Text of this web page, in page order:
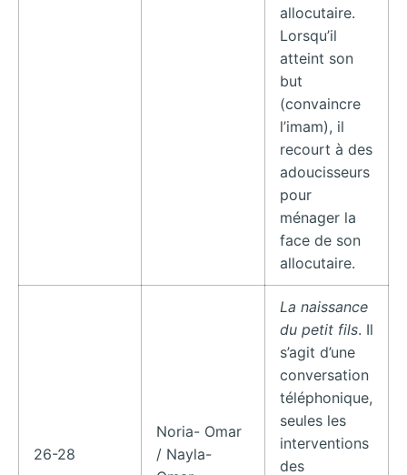
allocutaire.
Lorsqu’il
atteint son
but
(convaincre
l’imam), il
recourt à des
adoucisseurs
pour
ménager la
face de son
allocutaire.
26-28
Noria- Omar
/ Nayla-
La naissance
du petit fils. Il
s’agit d’une
conversation
téléphonique,
seules les
interventions
des